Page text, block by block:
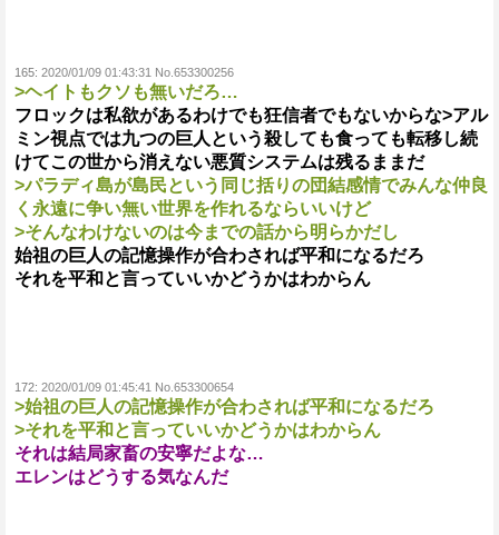
165: 2020/01/09 01:43:31 No.653300256
>ヘイトもクソも無いだろ…
フロックは私欲があるわけでも狂信者でもないからな>アル
ミン視点では九つの巨人という殺しても食っても転移し続
けてこの世から消えない悪質システムは残るままだ
>パラディ島が島民という同じ括りの団結感情でみんな仲良
く永遠に争い無い世界を作れるならいいけど
>そんなわけないのは今までの話から明らかだし
始祖の巨人の記憶操作が合わされば平和になるだろ
それを平和と言っていいかどうかはわからん
172: 2020/01/09 01:45:41 No.653300654
>始祖の巨人の記憶操作が合わされば平和になるだろ
>それを平和と言っていいかどうかはわからん
それは結局家畜の安寧だよな…
エレンはどうする気なんだ